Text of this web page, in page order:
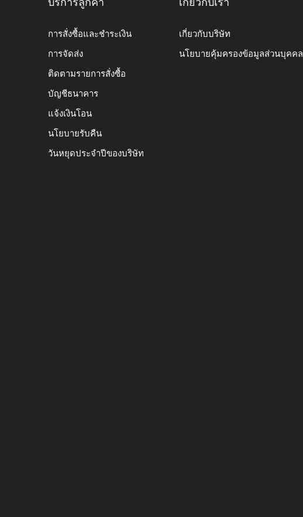
บริการลูกค้า
การสั่งซื้อและชำระเงิน
การจัดส่ง
ติดตามรายการสั่งซื้อ
บัญชีธนาคาร
แจ้งเงินโอน
นโยบายรับคืน
วันหยุดประจำปีของบริษัท
เกี่ยวกับเรา
เกี่ยวกับบริษัท
นโยบายคุ้มครองข้อมูลส่วนบุคคล